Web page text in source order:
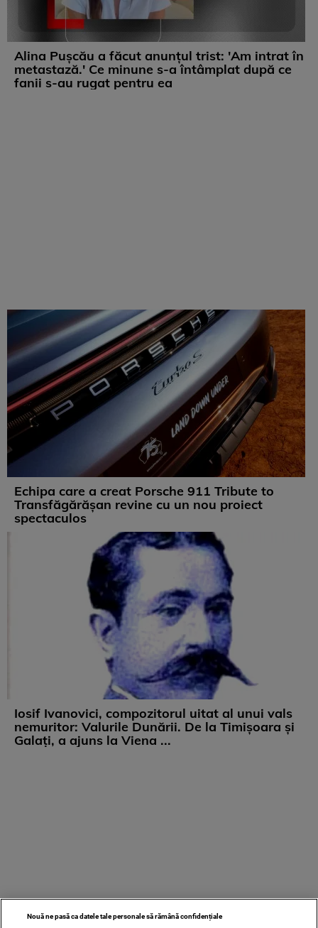
Alina Pușcău a făcut anunțul trist: 'Am intrat în
metastază.' Ce minune s-a întâmplat după ce
fanii s-au rugat pentru ea
Echipa care a creat Porsche 911 Tribute to
Transfăgărășan revine cu un nou proiect
spectaculos
Iosif Ivanovici, compozitorul uitat al unui vals
nemuritor: Valurile Dunării. De la Timișoara și
Galați, a ajuns la Viena ...
Nouă ne pasă ca datele tale personale să rămână confidențiale